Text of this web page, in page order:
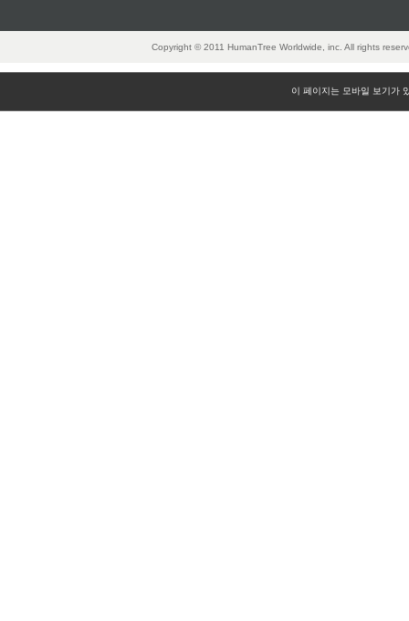
Copyright © 2011 HumanTree Worldwide, inc. All rights
이 페이지는 모바일 보기가